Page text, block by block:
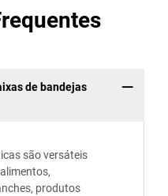
de bandejas
são versáteis
produtos